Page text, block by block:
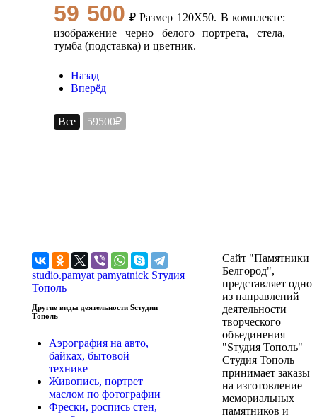
59 500 ₽ Размер 120Х50. В комплекте:
изображение черно белого портрета, стела,
тумба (подставка) и цветник.
Назад
Вперёд
Все 59500₽
studio.pamyat pamyatnick Sтудия
Тополь
Другие виды деятельности Sстудии
Тополь
Аэрография на авто,
байках, бытовой
технике
Живопись, портрет
маслом по фотографии
Фрески, роспись стен,
Сайт "Памятники
Белгород",
представляет одно
из направлений
деятельности
творческого
объединения
"Sтудия Тополь"
Студия Тополь
принимает заказы
на изготовление
мемориальных
памятников и